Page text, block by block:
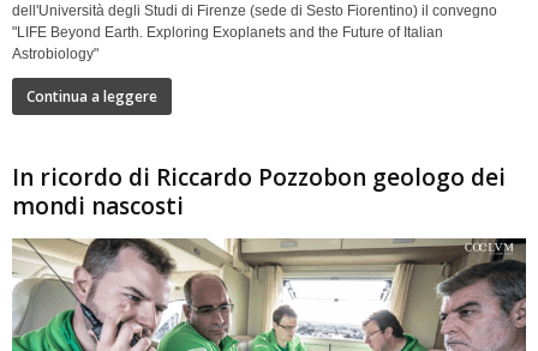
dell'Università degli Studi di Firenze (sede di Sesto Fiorentino) il convegno
"LIFE Beyond Earth. Exploring Exoplanets and the Future of Italian
Astrobiology"
Continua a leggere
In ricordo di Riccardo Pozzobon geologo dei
mondi nascosti